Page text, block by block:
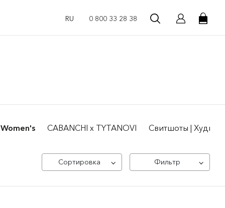
RU 0 800 33 28 38
CABANCHI x TYTANOVI Свитшоты | Худи
Сортировка Фильтр